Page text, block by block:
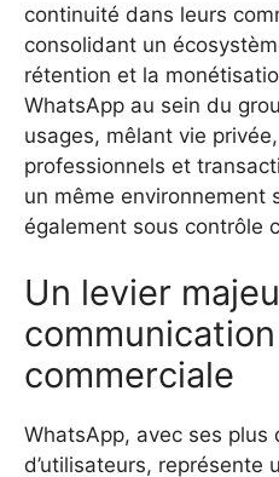
continuité dans leurs
consolidant un
rétention et la
WhatsApp au sein du
usages, mêlant vie
professionnels et
un même environnement
également sous contrôle
Un levier
commerciale
WhatsApp, avec ses plus
d’utilisateurs, représente